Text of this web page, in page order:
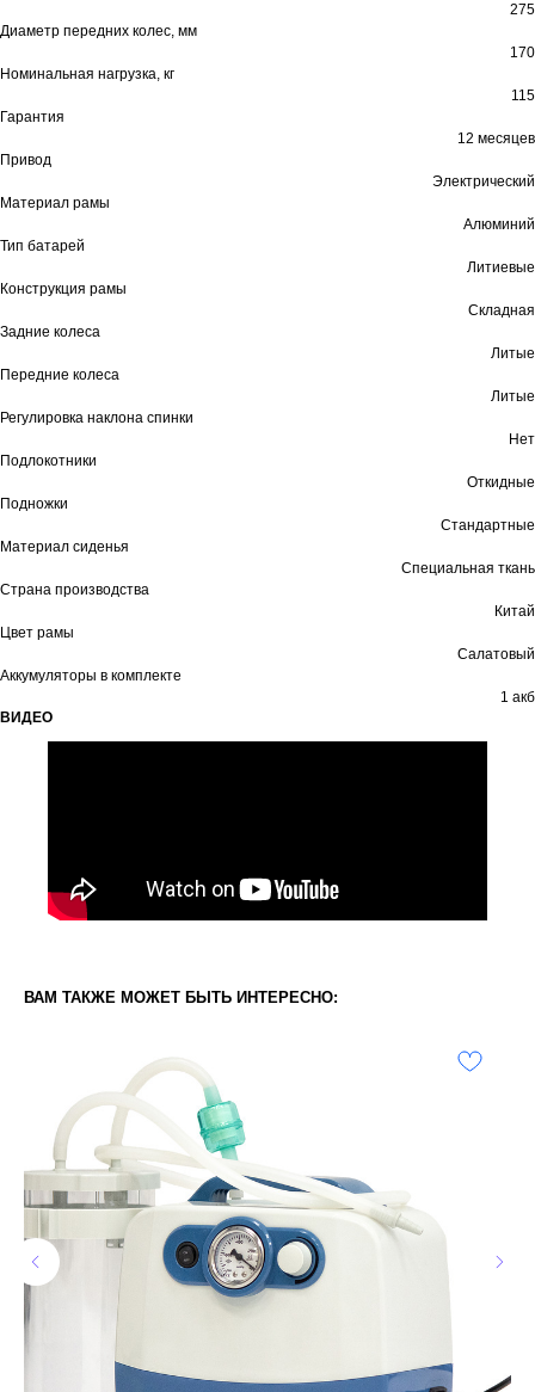
275
Диаметр передних колес, мм
170
Номинальная нагрузка, кг
115
Гарантия
12 месяцев
Привод
Электрический
Материал рамы
Алюминий
Тип батарей
Литиевые
Конструкция рамы
Складная
Задние колеса
Литые
Передние колеса
Литые
Регулировка наклона спинки
Нет
Подлокотники
Откидные
Подножки
Стандартные
Материал сиденья
Специальная ткань
Страна производства
Китай
Цвет рамы
Салатовый
Аккумуляторы в комплекте
1 акб
ВИДЕО
ВАМ ТАКЖЕ МОЖЕТ БЫТЬ ИНТЕРЕСНО: